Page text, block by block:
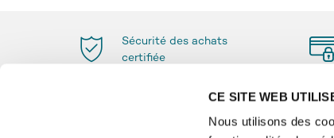
CE SITE WEB
Nous utilisons des
Sécurité des achats
certifiée